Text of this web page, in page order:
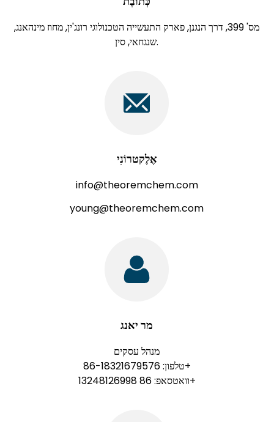
מס' 399, דרך הנגנן, פארק התעשייה הטכנולוגי רונג'ין, מחוז מינהאנג,
שנגחאי, סין.
אֶלֶקטרוֹנִי
info@theoremchem.com
young@theoremchem.com
מר יאנג
מנהל עסקים
טלפון: 86-18321679576+
וואטסאפ: 86 13248126998+